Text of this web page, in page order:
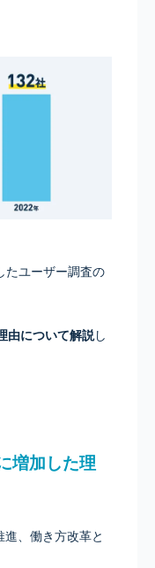
たユーザー調査の
由について解説し
増加した理
、働き方改革と